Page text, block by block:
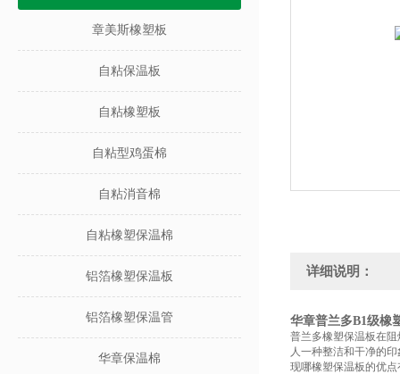
章美斯橡塑板
自粘保温板
自粘橡塑板
自粘型鸡蛋棉
自粘消音棉
自粘橡塑保温棉
铝箔橡塑保温板
铝箔橡塑保温管
华章保温棉
详细说明：
华章普兰多B1级橡
普兰多橡塑保温板在
人一种整洁和干净的
现哪橡塑保温板的优